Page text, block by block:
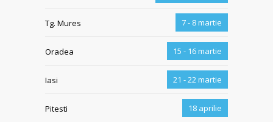
Tg. Mures 7 - 8 martie
Oradea 15 - 16 martie
Iasi 21 - 22 martie
Pitesti 18 aprilie